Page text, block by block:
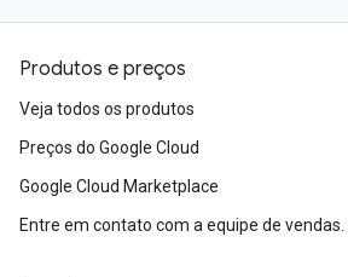
Produtos e preços
Veja todos os produtos
Preços do Google Cloud
Google Cloud Marketplace
Entre em contato com a equipe de vendas.